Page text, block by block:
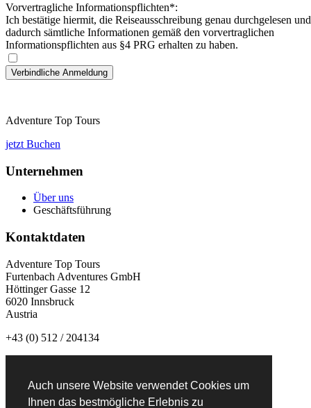
Auch unsere Website verwendet Cookies um
Ihnen das bestmögliche Erlebnis zu
Vorvertragliche Informationspflichten*:
Ich bestätige hiermit, die Reiseausschreibung genau durchgelesen und
dadurch sämtliche Informationen gemäß den vorvertraglichen
Informationspflichten aus §4 PRG erhalten zu haben.
Adventure Top Tours
jetzt Buchen
Unternehmen
Über uns
Geschäftsführung
Kontaktdaten
Adventure Top Tours
Furtenbach Adventures GmbH
Höttinger Gasse 12
6020 Innsbruck
Austria
+43 (0) 512 / 204134
Newsletteranmeldung: